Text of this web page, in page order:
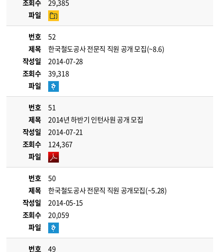
조회수
29,385
파일
번호
52
제목
한국철도공사 전문직 직원 공개 모집(~8.6)
작성일
2014-07-28
조회수
39,318
파일
번호
51
제목
2014년 하반기 인턴사원 공개 모집
작성일
2014-07-21
조회수
124,367
파일
번호
50
제목
한국철도공사 전문직 직원 공개모집(~5.28)
작성일
2014-05-15
조회수
20,059
파일
번호
49